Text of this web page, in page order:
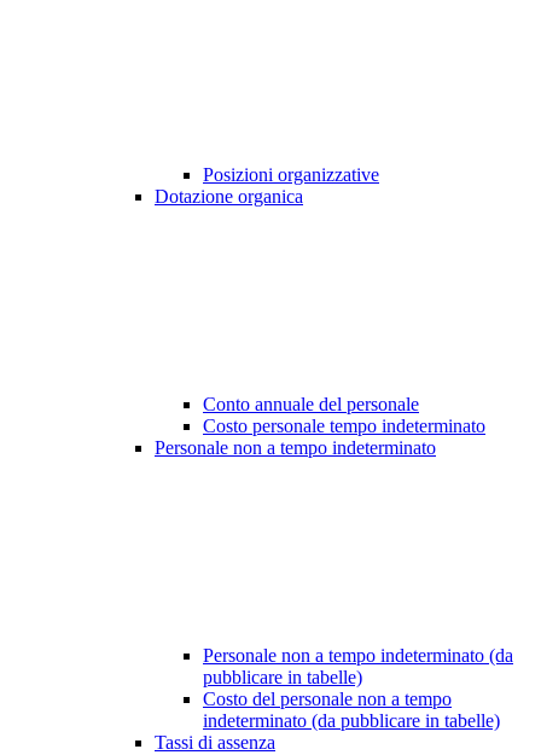
Posizioni organizzative
Dotazione organica
Conto annuale del personale
Costo personale tempo indeterminato
Personale non a tempo indeterminato
Personale non a tempo indeterminato (da
pubblicare in tabelle)
Costo del personale non a tempo
indeterminato (da pubblicare in tabelle)
Tassi di assenza